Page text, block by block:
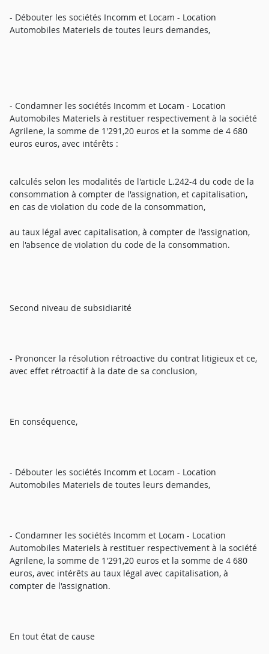
- Débouter les sociétés Incomm et Locam - Location
Automobiles Materiels de toutes leurs demandes,
- Condamner les sociétés Incomm et Locam - Location
Automobiles Materiels à restituer respectivement à la société
Agrilene, la somme de 1'291,20 euros et la somme de 4 680
euros euros, avec intérêts :
calculés selon les modalités de l'article L.242-4 du code de la
consommation à compter de l'assignation, et capitalisation,
en cas de violation du code de la consommation,
au taux légal avec capitalisation, à compter de l'assignation,
en l'absence de violation du code de la consommation.
Second niveau de subsidiarité
- Prononcer la résolution rétroactive du contrat litigieux et ce,
avec effet rétroactif à la date de sa conclusion,
En conséquence,
- Débouter les sociétés Incomm et Locam - Location
Automobiles Materiels de toutes leurs demandes,
- Condamner les sociétés Incomm et Locam - Location
Automobiles Materiels à restituer respectivement à la société
Agrilene, la somme de 1'291,20 euros et la somme de 4 680
euros, avec intérêts au taux légal avec capitalisation, à
compter de l'assignation.
En tout état de cause